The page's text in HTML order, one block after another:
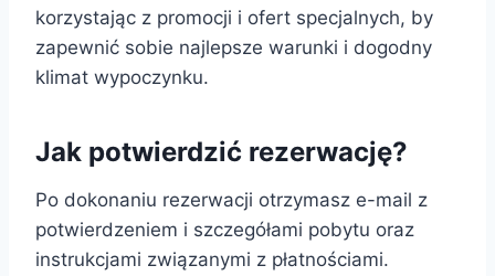
korzystając z promocji i ofert specjalnych, by
zapewnić sobie najlepsze warunki i dogodny
klimat wypoczynku.
Jak potwierdzić rezerwację?
Po dokonaniu rezerwacji otrzymasz e-mail z
potwierdzeniem i szczegółami pobytu oraz
instrukcjami związanymi z płatnościami.